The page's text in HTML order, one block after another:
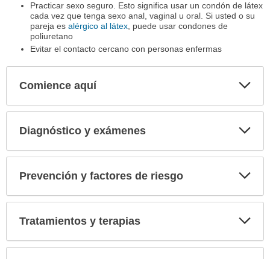
Practicar sexo seguro. Esto significa usar un condón de látex
cada vez que tenga sexo anal, vaginal u oral. Si usted o su
pareja es alérgico al látex, puede usar condones de
poliuretano
Evitar el contacto cercano con personas enfermas
Comience aquí
Diagnóstico y exámenes
Prevención y factores de riesgo
Tratamientos y terapias